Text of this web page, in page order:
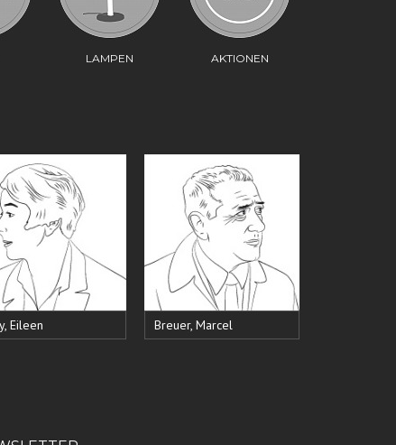
LAMPEN AKTIONEN
Eileen Breuer, Marcel